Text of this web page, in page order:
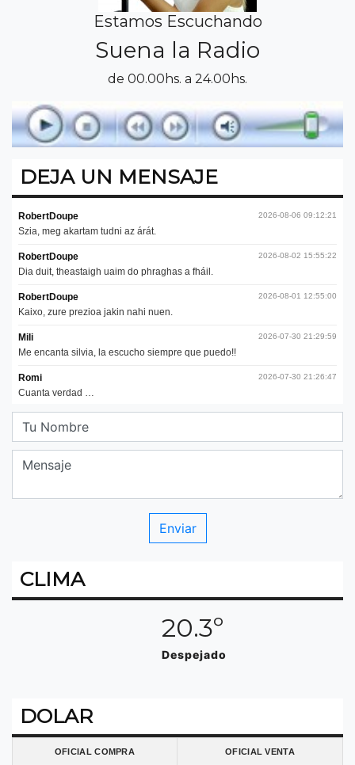
Estamos Escuchando
Suena la Radio
de 00.00hs. a 24.00hs.
DEJA UN MENSAJE
CLIMA
20.3º
Despejado
DOLAR
OFICIAL COMPRA OFICIAL VENTA